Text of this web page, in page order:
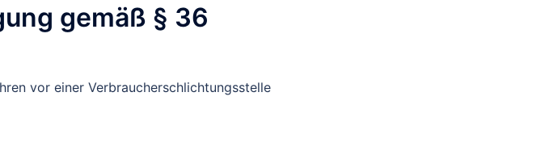
gemäß § 36
vor einer Verbraucherschlichtungsstelle